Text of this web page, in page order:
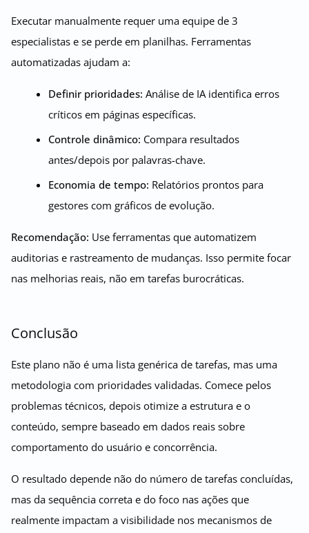
Executar manualmente requer uma equipe de 3
especialistas e se perde em planilhas. Ferramentas
automatizadas ajudam a:
Definir prioridades: Análise de IA identifica erros
críticos em páginas específicas.
Controle dinâmico: Compara resultados
antes/depois por palavras-chave.
Economia de tempo: Relatórios prontos para
gestores com gráficos de evolução.
Recomendação: Use ferramentas que automatizem
auditorias e rastreamento de mudanças. Isso permite focar
nas melhorias reais, não em tarefas burocráticas.
Conclusão
Este plano não é uma lista genérica de tarefas, mas uma
metodologia com prioridades validadas. Comece pelos
problemas técnicos, depois otimize a estrutura e o
conteúdo, sempre baseado em dados reais sobre
comportamento do usuário e concorrência.
O resultado depende não do número de tarefas concluídas,
mas da sequência correta e do foco nas ações que
realmente impactam a visibilidade nos mecanismos de